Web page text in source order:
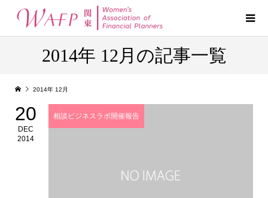
2014年 12月の記事一覧
2014年 12月
20
DEC
2014
相談ビジネスラボ開催報告